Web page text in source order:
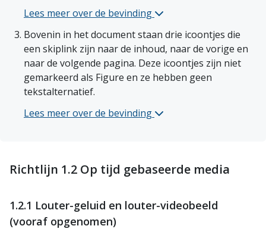
Lees meer over de bevinding Toezichtkader CO-
Bovenin in het document staan drie icoontjes die
een skiplink zijn naar de inhoud, naar de vorige en
naar de volgende pagina. Deze icoontjes zijn niet
gemarkeerd als Figure en ze hebben geen
tekstalternatief.
Lees meer over de bevinding Toezichtkader CO-
Richtlijn 1.2 Op tijd gebaseerde media
1.2.1 Louter-geluid en louter-videobeeld
(vooraf opgenomen)